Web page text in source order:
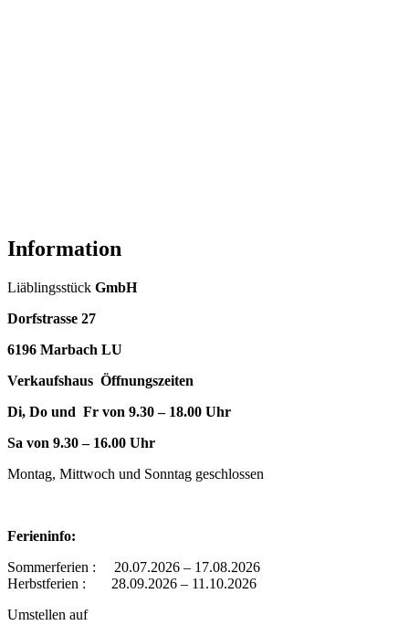
Information
Liäblingsstück GmbH
Dorfstrasse 27
6196 Marbach LU
Verkaufshaus Öffnungszeiten
Di, Do und Fr von 9.30 – 18.00 Uhr
Sa von 9.30 – 16.00 Uhr
Montag, Mittwoch und Sonntag geschlossen
Ferieninfo:
Sommerferien : 20.07.2026 – 17.08.2026
Herbstferien : 28.09.2026 – 11.10.2026
Umstellen auf